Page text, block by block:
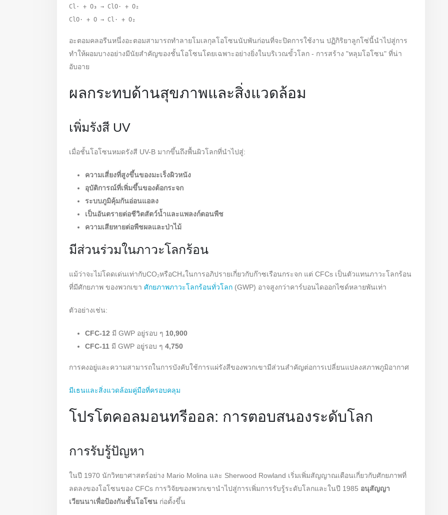
Cl· + O₃ → ClO· + O₂
อะตอมคลอรีนหนึ่งอะตอมสามารถทำลายโมเลกุลโอโซนนับพันก่อนที่จะปิดการใช้งาน ปฏิกิริยาลูกโซ่นี้นำไปสู่การ
ทำให้ผอมบางอย่างมีนัยสำคัญของชั้นโอโซนโดยเฉพาะอย่างยิ่งในบริเวณขั้วโลก - การสร้าง "หลุมโอโซน" ที่น่า
อับอาย
ผลกระทบด้านสุขภาพและสิ่งแวดล้อม
เพิ่มรังสี UV
เมื่อชั้นโอโซนหมดรังสี UV-B มากขึ้นถึงพื้นผิวโลกที่นำไปสู่:
ความเสี่ยงที่สูงขึ้นของมะเร็งผิวหนัง
อุบัติการณ์ที่เพิ่มขึ้นของต้อกระจก
ระบบภูมิคุ้มกันอ่อนแอลง
เป็นอันตรายต่อชีวิตสัตว์น้ำและแพลงก์ตอนพืช
ความเสียหายต่อพืชผลและป่าไม้
มีส่วนร่วมในภาวะโลกร้อน
แม้ว่าจะไม่โดดเด่นเท่ากับCO₂หรือCH₄ในการอภิปรายเกี่ยวกับก๊าซเรือนกระจก แต่ CFCs เป็นตัวแทนภาวะโลกร้อน
ที่มีศักยภาพ ของพวกเขา ศักยภาพภาวะโลกร้อนทั่วโลก (GWP) อาจสูงกว่าคาร์บอนไดออกไซด์หลายพันเท่า
ตัวอย่างเช่น:
CFC-12 มี GWP อยู่รอบ ๆ 10,900
CFC-11 มี GWP อยู่รอบ ๆ 4,750
การคงอยู่และความสามารถในการบังคับใช้การแผ่รังสีของพวกเขามีส่วนสำคัญต่อการเปลี่ยนแปลงสภาพภูมิอากาศ
มีเธนและสิ่งแวดล้อมคู่มือที่ครอบคลุม
โปรโตคอลมอนทรีออล: การตอบสนองระดับโลก
การรับรู้ปัญหา
ในปี 1970 นักวิทยาศาสตร์อย่าง Mario Molina และ Sherwood Rowland เริ่มเพิ่มสัญญาณเตือนเกี่ยวกับศักยภาพที่
ลดลงของโอโซนของ CFCs การวิจัยของพวกเขานำไปสู่การเพิ่มการรับรู้ระดับโลกและในปี 1985 อนุสัญญา
เวียนนาเพื่อป้องกันชั้นโอโซน ก่อตั้งขึ้น